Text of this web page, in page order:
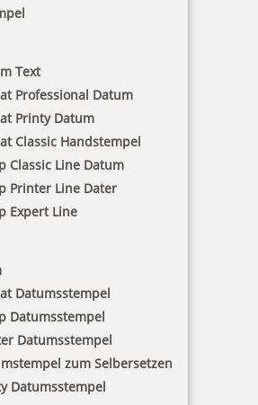
Text
Professional Datum
Printy Datum
Classic Handstempel
Classic Line Datum
Printer Line Dater
Expert Line
Datumsstempel
Datumsstempel
Datumsstempel
zum Selbersetzen
Datumsstempel
Promesa
Styling